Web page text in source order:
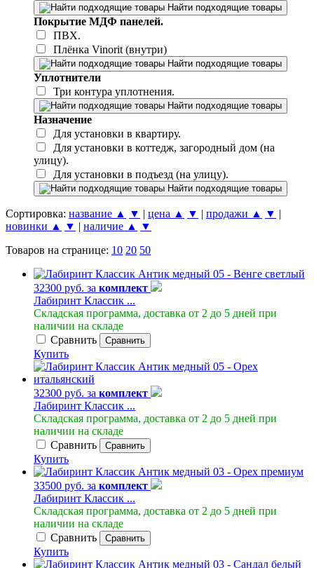
Найти подходящие товары
Покрытие МДФ панелей.
ПВХ.
Плёнка Vinorit (внутри)
Найти подходящие товары
Уплотнители
Три контура уплотнения.
Найти подходящие товары
Назначение
Для установки в квартиру.
Для установки в коттедж, загородный дом (на
улицу).
Для установки в подъезд (на улицу).
Найти подходящие товары
Сортировка: название ▲ ▼ | цена ▲ ▼ | продажи ▲ ▼ |
новинки ▲
▼ | наличие ▲
▼
Товаров на странице: 10 20 50
32300 руб. за комплект
Лабиринт Классик ...
Складская программа, доставка от 2 до 5 дней при
наличии на складе
Сравнить
Сравнить
Купить
32300 руб. за комплект
Лабиринт Классик ...
Складская программа, доставка от 2 до 5 дней при
наличии на складе
Сравнить
Сравнить
Купить
33500 руб. за комплект
Лабиринт Классик ...
Складская программа, доставка от 2 до 5 дней при
наличии на складе
Сравнить
Сравнить
Купить